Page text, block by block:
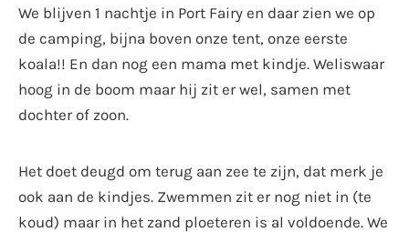
We blijven 1 nachtje in Port Fairy en daar zien we op
de camping, bijna boven onze tent, onze eerste
koala!! En dan nog een mama met kindje. Weliswaar
hoog in de boom maar hij zit er wel, samen met
dochter of zoon.
Het doet deugd om terug aan zee te zijn, dat merk je
ook aan de kindjes. Zwemmen zit er nog niet in (te
koud) maar in het zand ploeteren is al voldoende. We